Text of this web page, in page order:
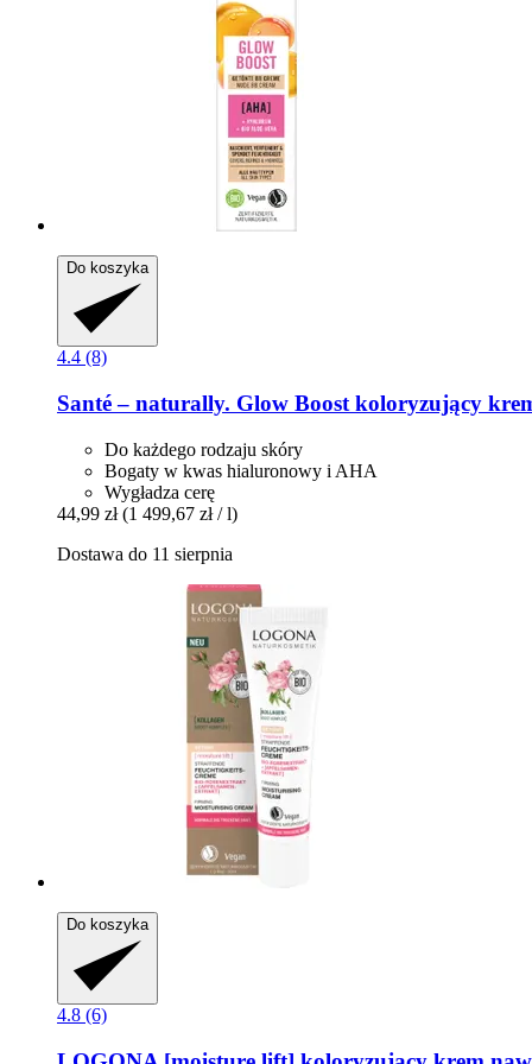
Do koszyka
4.4 (8)
Santé – naturally. Glow Boost koloryzujący
Do każdego rodzaju skóry
Bogaty w kwas hialuronowy i AHA
Wygładza cerę
44,99 zł (1 499,67 zł / l)
Dostawa do 11 sierpnia
Do koszyka
4.8 (6)